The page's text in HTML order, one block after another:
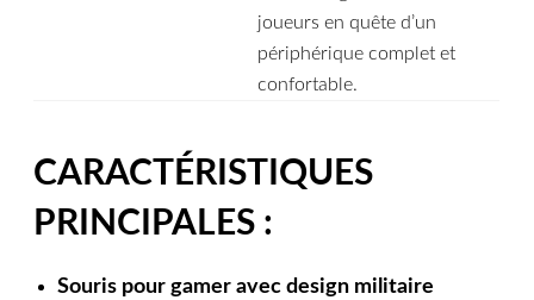
joueurs en quête d’un
périphérique complet et
confortable.
CARACTÉRISTIQUES
PRINCIPALES :
Souris pour gamer avec design militaire